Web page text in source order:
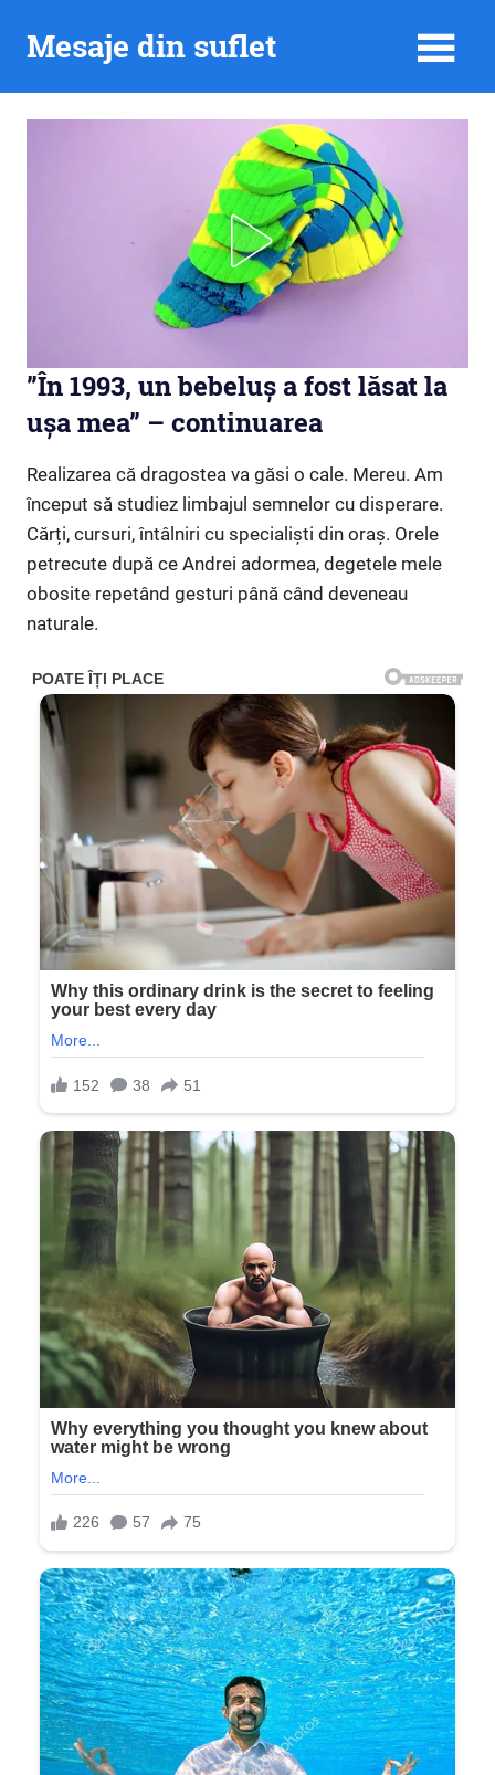
Mesaje din suflet
”În 1993, un bebeluș a fost lăsat la
ușa mea” – continuarea
Realizarea că dragostea va găsi o cale. Mereu. Am
început să studiez limbajul semnelor cu disperare.
Cărți, cursuri, întâlniri cu specialiști din oraș. Orele
petrecute după ce Andrei adormea, degetele mele
obosite repetând gesturi până când deveneau
naturale.